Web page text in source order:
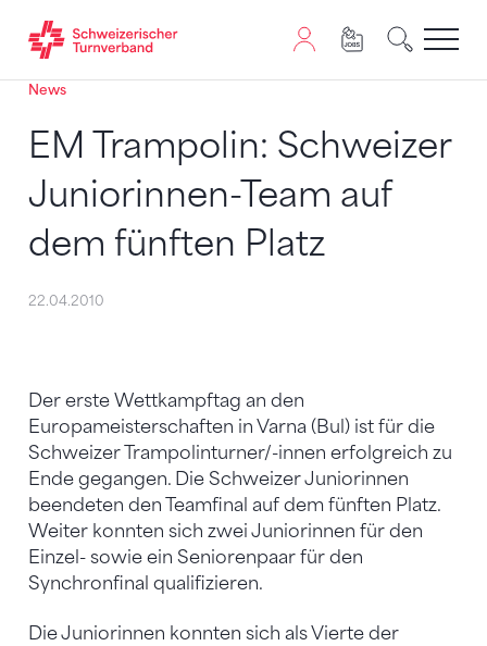
Zum Inhalt springen
Zur Sitemap navigieren
Zum Navigieren dieser Seite wird JavaScript benötigt.
News
EM Trampolin: Schweizer
Juniorinnen-Team auf
dem fünften Platz
22.04.2010
Der erste Wettkampftag an den
Europameisterschaften in Varna (Bul) ist für die
Schweizer Trampolinturner/-innen erfolgreich zu
Ende gegangen. Die Schweizer Juniorinnen
beendeten den Teamfinal auf dem fünften Platz.
Weiter konnten sich zwei Juniorinnen für den
Einzel- sowie ein Seniorenpaar für den
Synchronfinal qualifizieren.
Die Juniorinnen konnten sich als Vierte der